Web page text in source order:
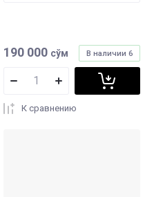
В наличии 6
190 000 сўм
К сравнению